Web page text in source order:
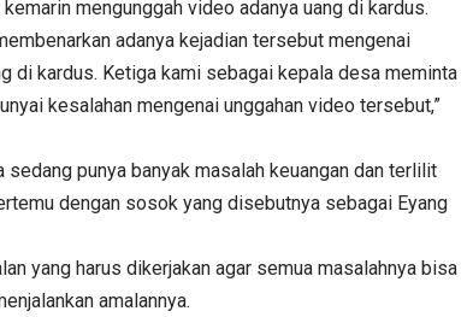
mengunggah video adanya uang di kardus.
adanya kejadian tersebut mengenai
di kardus. Ketiga kami sebagai kepala desa meminta
kesalahan mengenai unggahan video tersebut,”
punya banyak masalah keuangan dan terlilit
dengan sosok yang disebutnya sebagai Eyang
yang harus dikerjakan agar semua masalahnya bisa
amalannya.